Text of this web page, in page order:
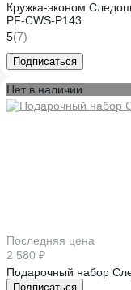
Кружка-эконом
PF-CWS-P143
5(7)
Подписаться
Нет в наличии
Последняя цена
2 580 ₽
Подарочный набор
Подписаться